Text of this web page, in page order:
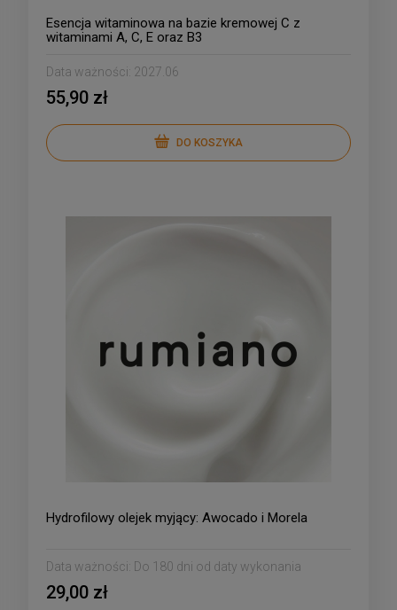
Esencja witaminowa na bazie kremowej C z
witaminami A, C, E oraz B3
Data ważności: 2027.06
55,90 zł
DO KOSZYKA
Hydrofilowy olejek myjący: Awocado i Morela
Data ważności: Do 180 dni od daty wykonania
29,00 zł